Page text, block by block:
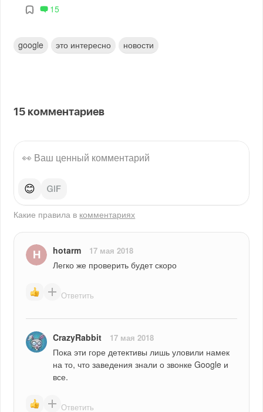
15
google это интересно новости
15 комментариев
😊
Какие правила в комментариях
hotarm 17 мая 2018
Легко же проверить будет скоро
Ответить
CrazyRabbit 17 мая 2018
Пока эти горе детективы лишь уловили намек
на то, что заведения знали о звонке Google и
все.
Ответить